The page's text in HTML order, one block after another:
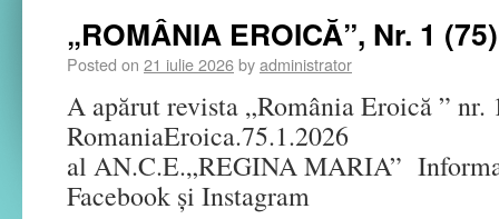
„ROMÂNIA EROICĂ”, Nr. 1
Posted on 21 iulie 2026byadministrator
A apărut revista „România Eroică ” nr.
al AN.C.E.„REGINA MARIA”
Facebook și Instagram